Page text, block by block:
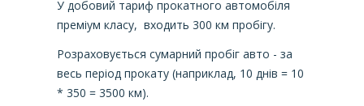
У добовий тариф прокатного автомобіля
преміум класу, входить 300 км пробігу.
Розраховується сумарний пробіг авто - за
весь період прокату (наприклад, 10 днів = 10
* 350 = 3500 км).